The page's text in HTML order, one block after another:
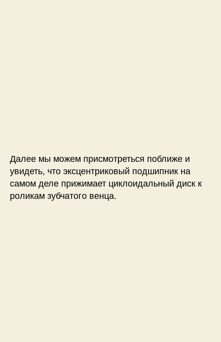
Далее мы можем присмотреться поближе и
увидеть, что эксцентриковый подшипник на
самом деле прижимает циклоидальный диск к
роликам зубчатого венца.